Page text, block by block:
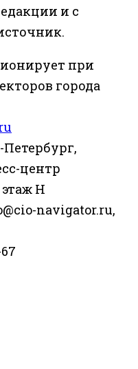
и с
при
города
Петербург,
центр
Н
navigator.ru,